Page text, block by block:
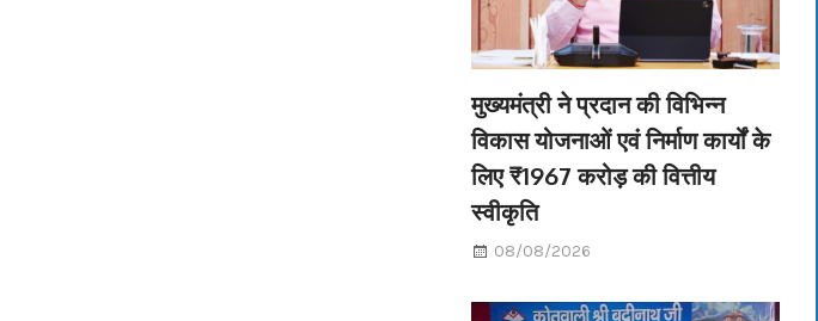
मुख्यमंत्री ने प्रदान की विभिन्न
विकास योजनाओं एवं निर्माण कार्यों के
लिए ₹1967 करोड़ की वित्तीय
स्वीकृति
08/08/2026